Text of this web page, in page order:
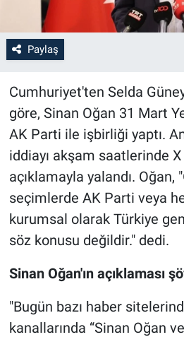
Paylaş
Cumhuriyet'ten Selda
göre, Sinan Oğan 31 Mart
AK Parti ile işbirliği yaptı.
iddiayı akşam saatlerinde X
açıklamayla yalandı.
seçimlerde AK Parti veya
kurumsal olarak Türkiye
söz konusu değildir." dedi.
Sinan Oğan'ın açıklaması
"Bugün bazı haber
kanallarında “Sinan Oğan